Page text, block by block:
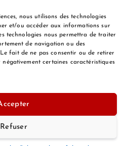
nous utilisons des technologies
et/ou accéder aux informations sur
technologies nous permettra de traiter
de navigation ou des
fait de ne pas consentir ou de retirer
certaines caractéristiques
Refuser